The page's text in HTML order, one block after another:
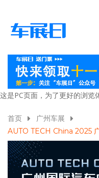
这是PC页面，为了更好的浏览
首页
广州车展
AUTO TECH China 2025